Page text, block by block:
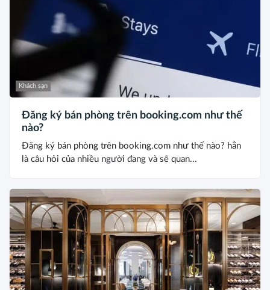
Khách sạn
Đăng ký bán phòng trên booking.com như thế
nào?
Đăng ký bán phòng trên booking.com như thế nào? hẳn
là câu hỏi của nhiều người đang và sẽ quan...